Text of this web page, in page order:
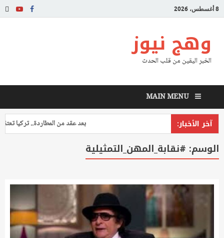
8 أغسطس، 2026
وهج نيوز
الخبر اليقين من قلب الحدث
MAIN MENU
آخر الأخبار: بعد عقد من المطاردة.. تركيا تعتقل
الوسم: #نقابة_المهن_التمثيلية